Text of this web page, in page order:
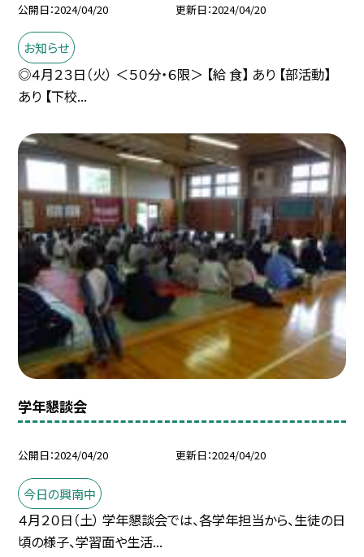
公開日 2024/04/20 更新日 2024/04/20
お知らせ
◎４月２３日（火） ＜５０分・６限＞ 【給 食】 あり 【部活動】
あり 【下校...
学年懇談会
公開日 2024/04/20 更新日 2024/04/20
今日の興南中
４月２０日（土） 学年懇談会では、各学年担当から、生徒の日
頃の様子、学習面や生活...